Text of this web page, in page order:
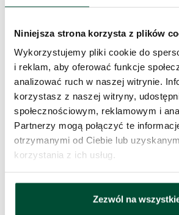
Niniejsza strona korzysta z plików
Wykorzystujemy pliki cookie do
i reklam, aby oferować funkcje
analizować ruch w naszej witrynie.
korzystasz z naszej witryny,
społecznościowym, reklamowym i
Partnerzy mogą połączyć te
otrzymanymi od Ciebie lub
korzystania z ich usług.
Zezwól na
Zapytaj o to
mieszkanie
Skorzystaj z formularza i przekaż naszym
kontakt w sprawie tego mieszkania.
Skontaktujemy się w przeciągu 1 dnia
Imię i nazwisko